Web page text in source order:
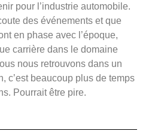
pour l’industrie automobile.
des événements et que
en phase avec l’époque,
carrière dans le domaine
nous retrouvons dans un
c’est beaucoup plus de temps
Pourrait être pire.